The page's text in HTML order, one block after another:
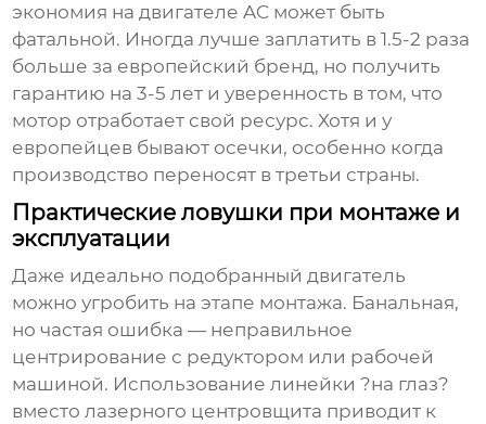
экономия на двигателе AC может быть
фатальной. Иногда лучше заплатить в 1.5-2 раза
больше за европейский бренд, но получить
гарантию на 3-5 лет и уверенность в том, что
мотор отработает свой ресурс. Хотя и у
европейцев бывают осечки, особенно когда
производство переносят в третьи страны.
Практические ловушки при монтаже и
эксплуатации
Даже идеально подобранный двигатель
можно угробить на этапе монтажа. Банальная,
но частая ошибка — неправильное
центрирование с редуктором или рабочей
машиной. Использование линейки ?на глаз?
вместо лазерного центровщита приводит к